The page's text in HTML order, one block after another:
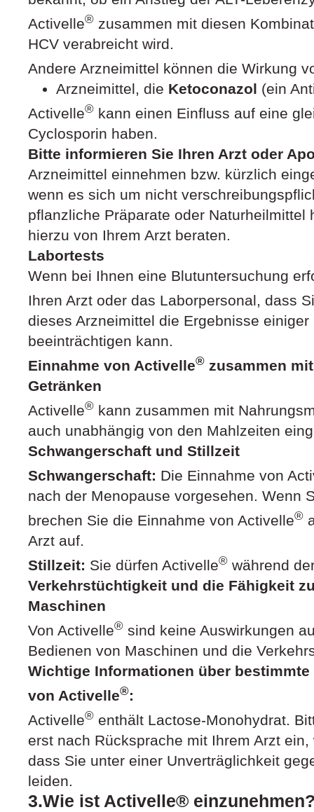
Activelle® zusammen mit diesen
HCV verabreicht wird.
Andere Arzneimittel können die Wirkung
Arzneimittel, die Ketoconazol (ein
Activelle® kann einen Einfluss auf eine
Cyclosporin haben.
Bitte informieren Sie Ihren Arzt oder
Arzneimittel einnehmen bzw. kürzlich
wenn es sich um nicht
pflanzliche Präparate oder Naturheilmittel
hierzu von Ihrem Arzt beraten.
Labortests
Wenn bei Ihnen eine Blutuntersuchung
Ihren Arzt oder das Laborpersonal, dass
dieses Arzneimittel die Ergebnisse
beeinträchtigen kann.
Einnahme von Activelle® zusammen
Getränken
Activelle® kann zusammen mit
auch unabhängig von den Mahlzeiten
Schwangerschaft und Stillzeit
Schwangerschaft: Die Einnahme von
nach der Menopause vorgesehen. Wenn
brechen Sie die Einnahme von Activelle®
Arzt auf.
Stillzeit: Sie dürfen Activelle® während
Verkehrstüchtigkeit und die Fähigkeit
Maschinen
Von Activelle® sind keine Auswirkungen
Bedienen von Maschinen und die
Wichtige Informationen über
von Activelle®:
Activelle® enthält Lactose-Monohydrat.
erst nach Rücksprache mit Ihrem Arzt
dass Sie unter einer Unverträglichkeit
leiden.
3.Wie ist Activelle®